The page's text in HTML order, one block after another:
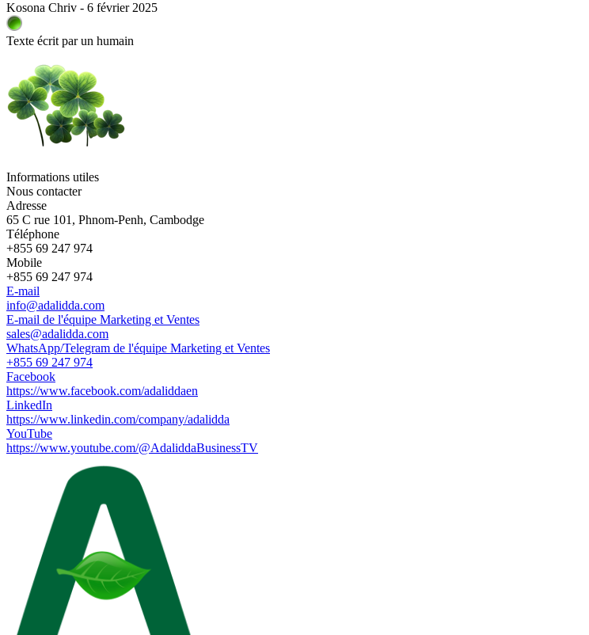
Kosona Chriv - 6 février 2025
Texte écrit par un humain
Informations utiles
Nous contacter
Adresse
65 C rue 101, Phnom-Penh, Cambodge
Téléphone
+855 69 247 974
Mobile
+855 69 247 974
E-mail
info@adalidda.com
E-mail de l'équipe Marketing et Ventes
sales@adalidda.com
WhatsApp/Telegram de l'équipe Marketing et Ventes
+855 69 247 974
Facebook
https://www.facebook.com/adaliddaen
LinkedIn
https://www.linkedin.com/company/adalidda
YouTube
https://www.youtube.com/@AdaliddaBusinessTV